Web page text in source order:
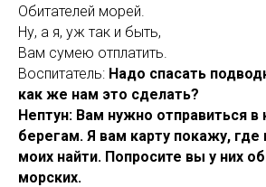
Обитателей морей.
Ну, а я, уж так и быть,
Вам сумею отплатить.
Воспитатель: Надо спасать
как же нам это сделать?
Нептун: Вам нужно отправиться в
берегам. Я вам карту покажу,
моих найти. Попросите вы у них
морских.